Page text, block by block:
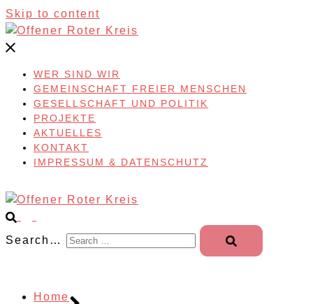
Skip to content
WER SIND WIR
GEMEINSCHAFT FREIER MENSCHEN
GESELLSCHAFT UND POLITIK
PROJEKTE
AKTUELLES
KONTAKT
IMPRESSUM & DATENSCHUTZ
Search…
Home